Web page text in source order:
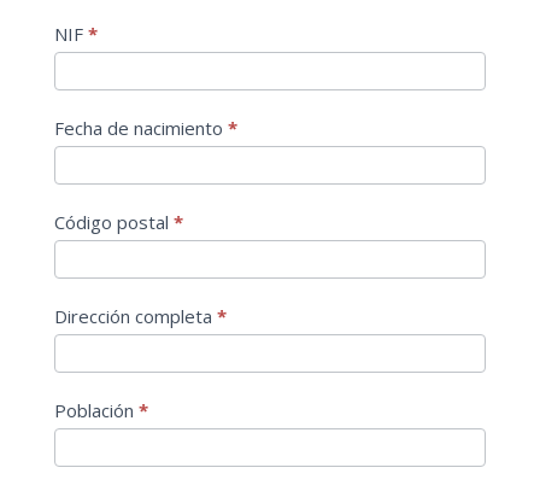
NIF *
Fecha de nacimiento *
Código postal *
Dirección completa *
Población *